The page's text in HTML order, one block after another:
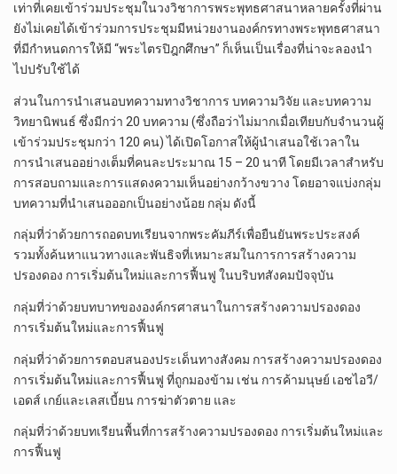
เท่าที่เคยเข้าร่วมประชุมในวงวิชาการพระพุทธศาสนาหลายครั้งที่ผ่าน
ยังไม่เคยได้เข้าร่วมการประชุมมีหน่วยงานองค์กรทางพระพุทธศาสนา
ที่มีกำหนดการให้มี “พระไตรปิฎกศึกษา” ก็เห็นเป็นเรื่องที่น่าจะลองนำ
ไปปรับใช้ได้
ส่วนในการนำเสนอบทความทางวิชาการ บทความวิจัย และบทความ
วิทยานิพนธ์ ซึ่งมีกว่า 20 บทความ (ซึ่งถือว่าไม่มากเมื่อเทียบกับจำนวนผู้
เข้าร่วมประชุมกว่า 120 คน) ได้เปิดโอกาสให้ผู้นำเสนอใช้เวลาใน
การนำเสนออย่างเต็มที่คนละประมาณ 15 – 20 นาที โดยมีเวลาสำหรับ
การสอบถามและการแสดงความเห็นอย่างกว้างขวาง โดยอาจแบ่งกลุ่ม
บทความที่นำเสนอออกเป็นอย่างน้อย กลุ่ม ดังนี้
กลุ่มที่ว่าด้วยการถอดบทเรียนจากพระคัมภีร์เพื่อยืนยันพระประสงค์
รวมทั้งค้นหาแนวทางและพันธิจที่เหมาะสมในการการสร้างความ
ปรองดอง การเริ่มต้นใหม่และการฟื้นฟู ในบริบทสังคมปัจจุบัน
กลุ่มที่ว่าด้วยบทบาทขององค์กรศาสนาในการสร้างความปรองดอง
การเริ่มต้นใหม่และการฟื้นฟู
กลุ่มที่ว่าด้วยการตอบสนองประเด็นทางสังคม การสร้างความปรองดอง
การเริ่มต้นใหม่และการฟื้นฟู ที่ถูกมองข้าม เช่น การค้ามนุษย์ เอชไอวี/
เอดส์ เกย์และเลสเบี้ยน การฆ่าตัวตาย และ
กลุ่มที่ว่าด้วยบทเรียนพื้นที่การสร้างความปรองดอง การเริ่มต้นใหม่และ
การฟื้นฟู